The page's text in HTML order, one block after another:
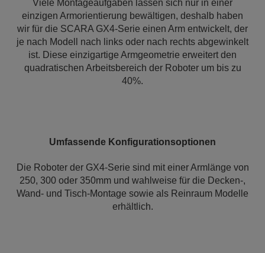
Viele Montageaufgaben lassen sich nur in einer
einzigen Armorientierung bewältigen, deshalb haben
wir für die SCARA GX4-Serie einen Arm entwickelt, der
je nach Modell nach links oder nach rechts abgewinkelt
ist. Diese einzigartige Armgeometrie erweitert den
quadratischen Arbeitsbereich der Roboter um bis zu
40%.
Umfassende Konfigurationsoptionen
Die Roboter der GX4-Serie sind mit einer Armlänge von
250, 300 oder 350mm und wahlweise für die Decken-,
Wand- und Tisch-Montage sowie als Reinraum Modelle
erhältlich.